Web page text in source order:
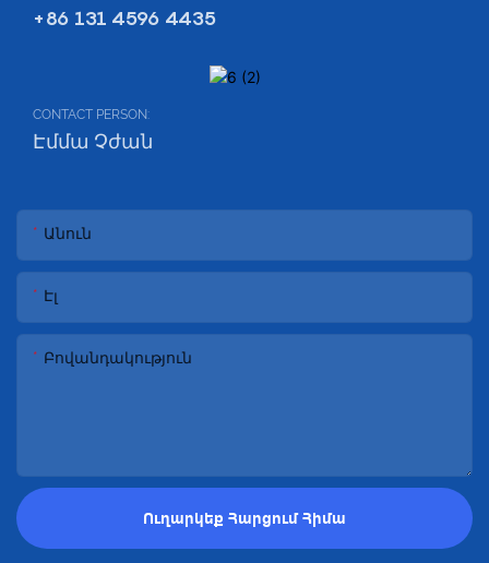
+86 131 4596 4435
CONTACT PERSON:
Էմմա Չժան
Անուն
Էլ
Բովանդակություն
Ուղարկեք Հարցում Հիմա